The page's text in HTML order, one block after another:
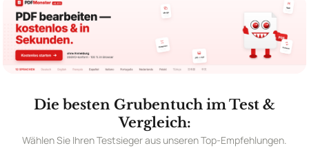
Die besten Grubentuch im Test &
Vergleich:
Wählen Sie Ihren Testsieger aus unseren Top-Empfehlungen.